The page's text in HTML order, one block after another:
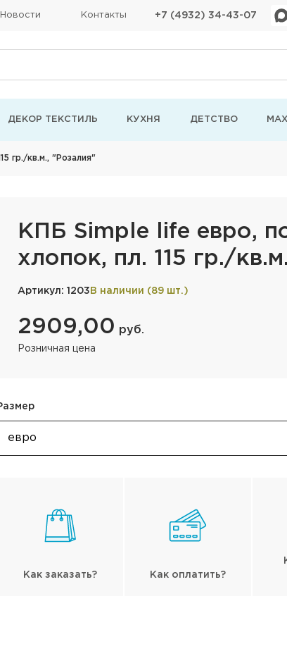
Новости Контакты +7 (4932) 34-43-07
ДЕКОР ТЕКСТИЛЬ КУХНЯ ДЕТСТВО
гр./кв.м., "Розалия"
КПБ Simple life евро,
хлопок, пл. 115 гр./
Артикул: 1203 В наличии (89 шт.)
2909,00 руб.
Розничная цена
Как заказать? Как оплатить?